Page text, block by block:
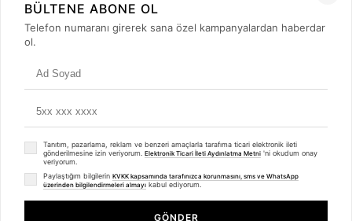
+90 (850) 473 08 08
© 2008 - 2026merterelektronik.com
- Tüm Hakları Saklıdır. Kredi kartı bilgileriniz 256bit SSL sertifikası ile
Whatsapp
BÜLTENE ABONE OL
Telefon numaranı girerek sana özel kampanyalardan haberdar
ol.
Tanıtım, pazarlama, reklam ve benzeri amaçlarla tarafıma ticari elektronik ileti
gönderilmesine izin veriyorum. Elektronik Ticari İleti Aydınlatma Metni 'ni okudum onay
veriyorum.
Paylaştığım bilgilerin KVKK kapsamında tarafınızca korunmasını, sms ve WhatsApp
üzerinden bilgilendirmeleri almayı kabul ediyorum.
GÖNDER